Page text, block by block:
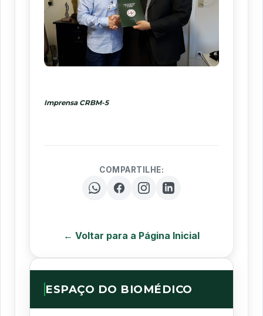
Imprensa CRBM-5
COMPARTILHE:
← Voltar para a Página Inicial
ESPAÇO DO BIOMÉDICO